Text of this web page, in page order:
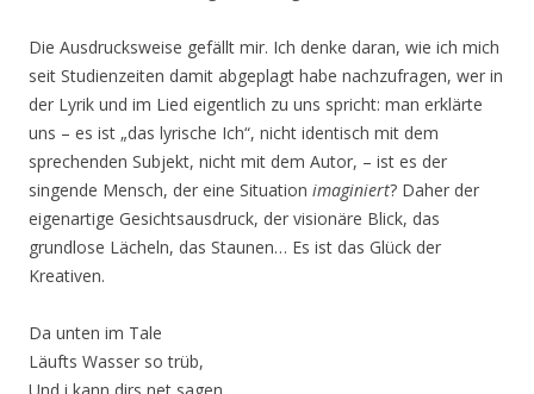
Die Ausdrucksweise gefällt mir. Ich denke daran, wie ich mich
seit Studienzeiten damit abgeplagt habe nachzufragen, wer in
der Lyrik und im Lied eigentlich zu uns spricht: man erklärte
uns – es ist „das lyrische Ich“, nicht identisch mit dem
sprechenden Subjekt, nicht mit dem Autor, – ist es der
singende Mensch, der eine Situation imaginiert? Daher der
eigenartige Gesichtsausdruck, der visionäre Blick, das
grundlose Lächeln, das Staunen… Es ist das Glück der
Kreativen.
Da unten im Tale
Läufts Wasser so trüb,